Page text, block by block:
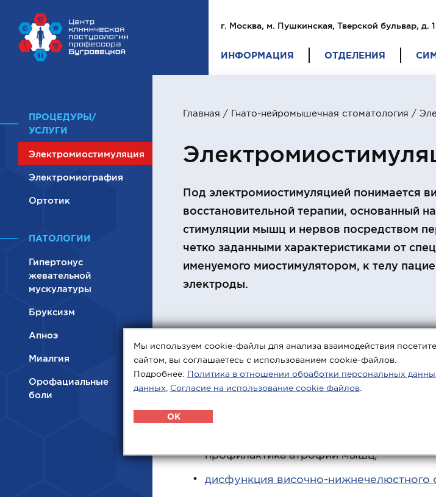
г. Москва, м. Пушкинская, Тверской бульвар, д.
ИНФОРМАЦИЯ ОТДЕЛЕНИЯ
ПРОЦЕДУРЫ/
УСЛУГИ
Электромиостимуляция
Электромиография
Ортотик
ПАТОЛОГИИ
Гипертонус
жевательной
мускулатуры
Бруксизм
Апноэ
Миалгия
Орофациальные
боли
Главная / Гнато-нейромышечная стоматология /
Под электромиостимуляцией понимается
восстановительной терапии, основанный
стимуляции мышц и нервов посредством
четко заданными характеристиками от
именуемого миостимулятором, к телу
электроды.
Показания
Электромиостимуляция в
профилактика атрофии мышц;
дисфункция височно-нижнечелюстного
Мы используем cookie-файлы для анализа взаимодействия
сайтом, вы соглашаетесь с использованием cookie-файлов.
Подробнее: Политика в отношении обработки персональных
данных Согласие на использование cookie файлов.
OK